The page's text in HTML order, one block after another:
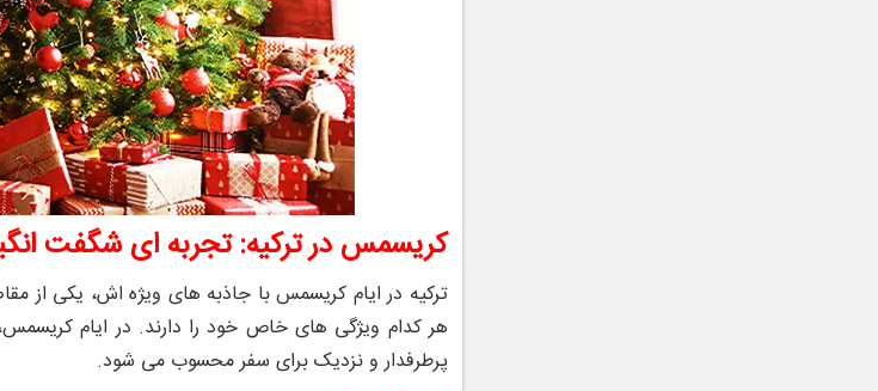
کریسمس در ترکیه: تجربه ‌ای شگفت
ترکیه در ایام کریسمس با جاذبه‌ های ویژه ‌اش، یکی از
هر کدام ویژگی‌ های خاص خود را دارند. در ایام
پرطرفدار و نزدیک برای سفر محسوب می ‌شود.